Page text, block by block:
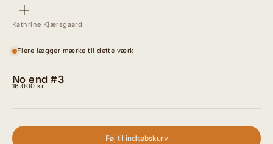
Kathrine Kjærsgaard
Flere lægger mærke til dette værk
No end #3
Salgspris
16.000 kr
Føj til indkøbskurv